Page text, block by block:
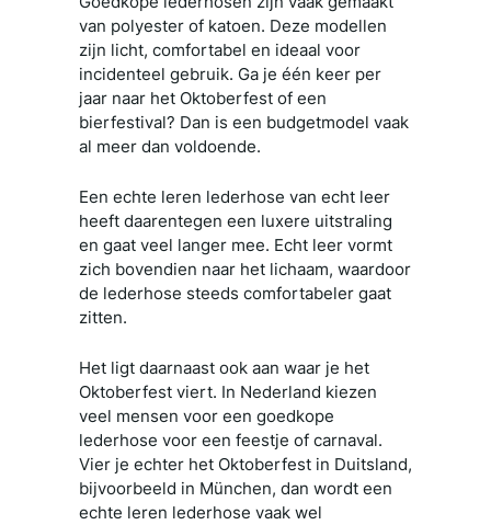
van polyester of katoen. Deze modellen
zijn licht, comfortabel en ideaal voor
incidenteel gebruik. Ga je één keer per
jaar naar het Oktoberfest of een
bierfestival? Dan is een budgetmodel vaak
al meer dan voldoende.
Een echte leren lederhose van echt leer
heeft daarentegen een luxere uitstraling
en gaat veel langer mee. Echt leer vormt
zich bovendien naar het lichaam, waardoor
de lederhose steeds comfortabeler gaat
zitten.
Het ligt daarnaast ook aan waar je het
Oktoberfest viert. In Nederland kiezen
veel mensen voor een goedkope
lederhose voor een feestje of carnaval.
Vier je echter het Oktoberfest in Duitsland,
bijvoorbeeld in München, dan wordt een
echte leren lederhose vaak wel